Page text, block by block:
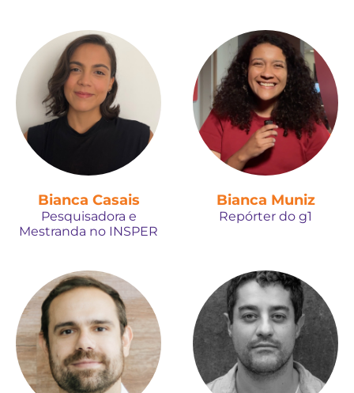
Bianca Casais
Pesquisadora e
Mestranda no INSPER
Bianca Muniz
Repórter do g1